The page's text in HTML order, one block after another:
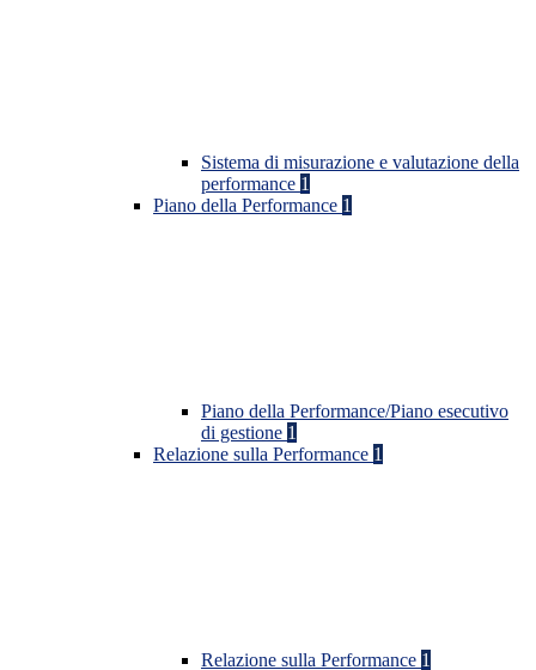
Sistema di misurazione e valutazione della
performance 1
Piano della Performance 1
Piano della Performance/Piano esecutivo
di gestione 1
Relazione sulla Performance 1
Relazione sulla Performance 1